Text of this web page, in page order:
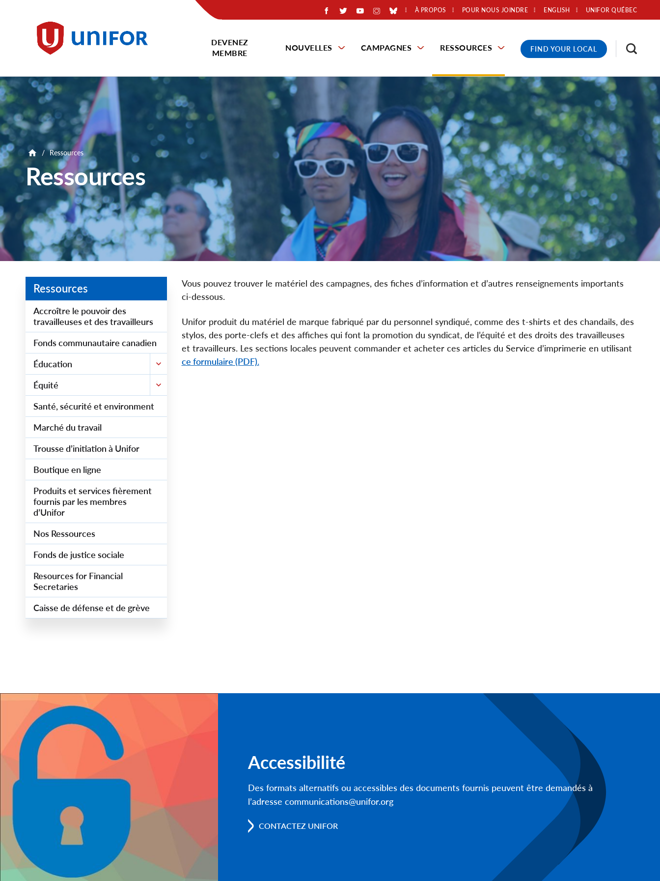
Unifor
À PROPOS POUR NOUS JOINDRE UNIFOR QUÉBEC
ENGLISH
DEVENEZ
MEMBRE
NOUVELLES CAMPAGNES RESSOURCES FIND YOUR LOCAL
/ Ressources
Ressources
Ressources
Accroître le pouvoir des
travailleuses et des travailleurs
Fonds communautaire canadien
Éducation
Équité
Santé, sécurité et environment
Marché du travail
Trousse d’initiation à Unifor
Boutique en ligne
Produits et services fièrement
fournis par les membres
d’Unifor
Nos Ressources
Fonds de justice sociale
Resources for Financial
Secretaries
Caisse de défense et de grève
Vous pouvez trouver le matériel des campagnes, des fiches d’information et d’autres renseignements importants
ci-dessous.
Unifor produit du matériel de marque fabriqué par du personnel syndiqué, comme des t-shirts et des chandails, des
stylos, des porte-clefs et des affiches qui font la promotion du syndicat, de l’équité et des droits des travailleuses
et travailleurs. Les sections locales peuvent commander et acheter ces articles du Service d’imprimerie en utilisant
ce formulaire (PDF).
Accessibilité
Des formats alternatifs ou accessibles des documents fournis peuvent être demandés à
l’adresse communications@unifor.org
CONTACTEZ UNIFOR